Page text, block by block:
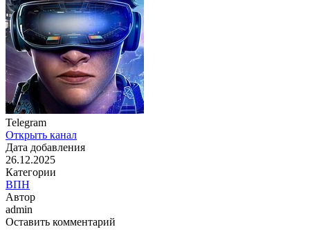
Telegram
Открыть канал
Дата добавления
26.12.2025
Категории
️ВПН
Автор
admin
Оставить комментарий